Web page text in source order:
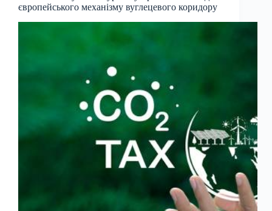
європейського механізму вуглецевого коридору